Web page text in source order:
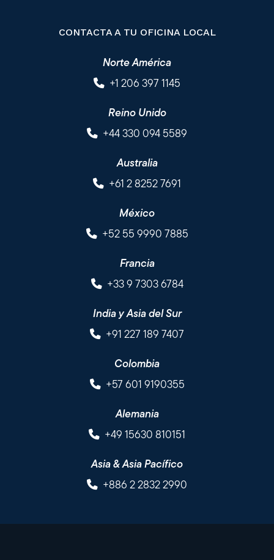
CONTACTA A TU OFICINA LOCAL
Norte América
+1 206 397 1145
Reino Unido
+44 330 094 5589
Australia
+61 2 8252 7691
México
+52 55 9990 7885
Francia
+33 9 7303 6784
India y Asia del Sur
+91 227 189 7407
Colombia
+57 601 9190355
Alemania
+49 15630 810151
Asia & Asia Pacífico
+886 2 2832 2990